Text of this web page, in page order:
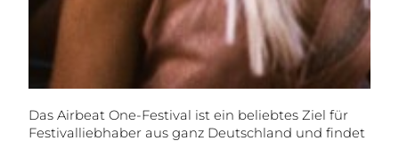
Das Airbeat One-Festival ist ein beliebtes Ziel für
Festivalliebhaber aus ganz Deutschland und findet